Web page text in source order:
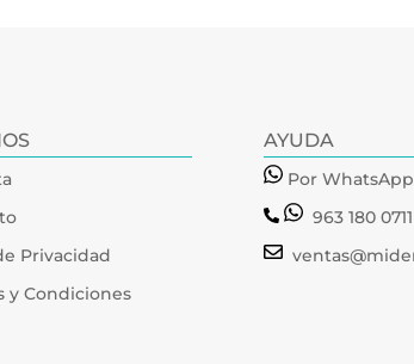
Privacidad
y Condiciones
AYUDA
Por WhatsApp
963 180 0711